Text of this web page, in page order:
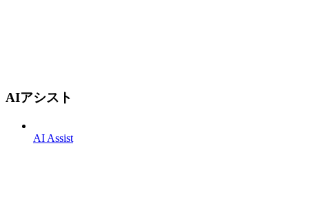
AIアシスト
AI Assist